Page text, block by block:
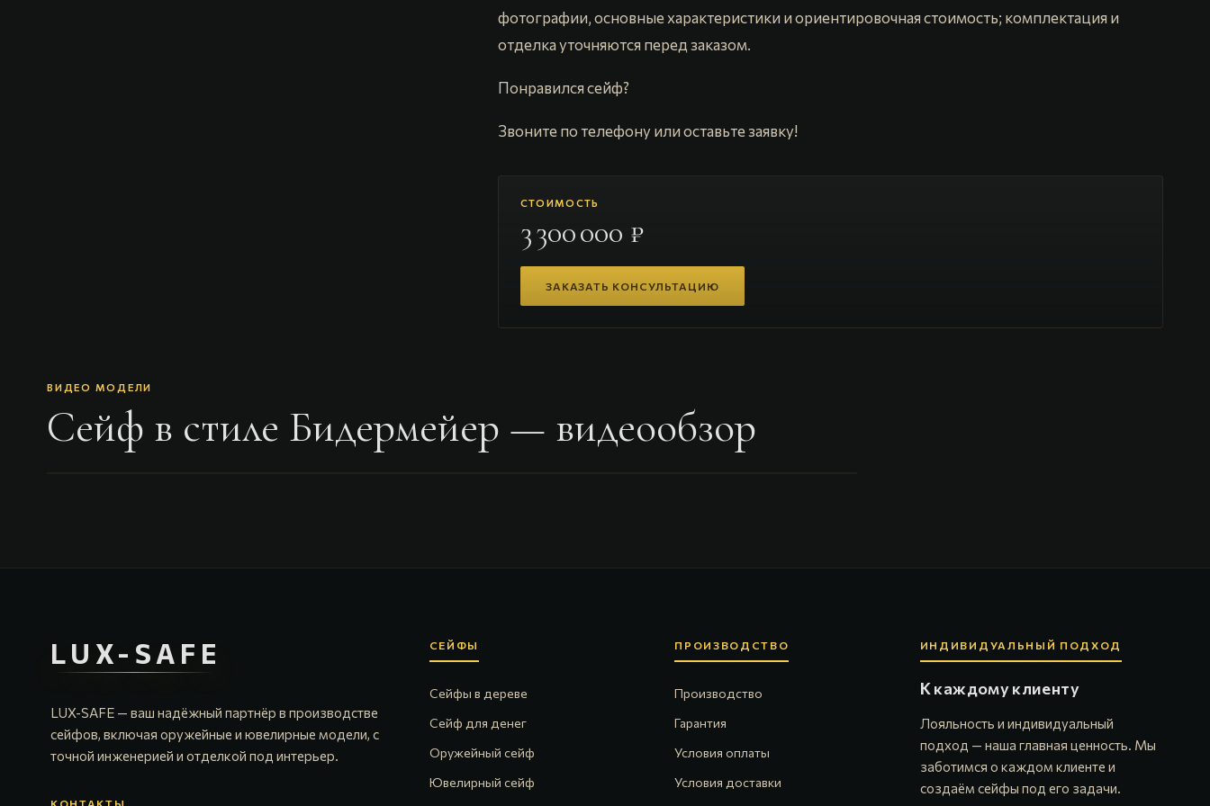
фотографии, основные характеристики и ориентировочная стоимость; комплектация и
отделка уточняются перед заказом.
Понравился сейф?
Звоните по телефону или оставьте заявку!
СТОИМОСТЬ
3 300 000 ₽
ЗАКАЗАТЬ КОНСУЛЬТАЦИЮ
ВИДЕО МОДЕЛИ
Cейф в стиле Бидермейер — видеообзор
LUX-SAFE
LUX-SAFE — ваш надёжный партнёр в производстве
сейфов, включая оружейные и ювелирные модели, с
точной инженерией и отделкой под интерьер.
КОНТАКТЫ
СЕЙФЫ
Сейфы в дереве
Сейф для денег
Оружейный сейф
Ювелирный сейф
ПРОИЗВОДСТВО
Производство
Гарантия
Условия оплаты
Условия доставки
ИНДИВИДУАЛЬНЫЙ ПОДХОД
К каждому клиенту
Лояльность и индивидуальный
подход — наша главная ценность. Мы
заботимся о каждом клиенте и
создаём сейфы под его задачи.